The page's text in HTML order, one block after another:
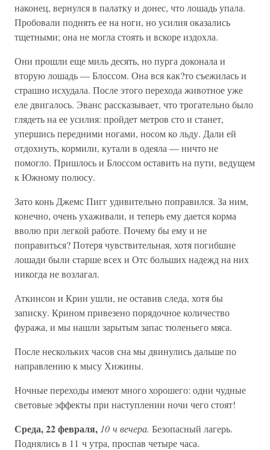
наконец, вернулся в палатку и донес, что лошадь упала.
Пробовали поднять ее на ноги, но усилия оказались
тщетными; она не могла стоять и вскоре издохла.
Они прошли еще миль десять, но пурга доконала и
вторую лошадь — Блоссом. Она вся как?то съежилась и
страшно исхудала. После этого перехода животное уже
еле двигалось. Эванс рассказывает, что трогательно было
глядеть на ее усилия: пройдет метров сто и станет,
упершись передними ногами, носом ко льду. Дали ей
отдохнуть, кормили, кутали в одеяла — ничто не
помогло. Пришлось и Блоссом оставить на пути, ведущем
к Южному полюсу.
Зато конь Джемс Пигг удивительно поправился. За ним,
конечно, очень ухаживали, и теперь ему дается корма
вволю при легкой работе. Почему бы ему и не
поправиться? Потеря чувствительная, хотя погибшие
лошади были старше всех и Отс больших надежд на них
никогда не возлагал.
Аткинсон и Крин ушли, не оставив следа, хотя бы
записку. Крином привезено порядочное количество
фуража, и мы нашли зарытым запас тюленьего мяса.
После нескольких часов сна мы двинулись дальше по
направлению к мысу Хижины.
Ночные переходы имеют много хорошего: одни чудные
световые эффекты при наступлении ночи чего стоят!
Среда, 22 февраля, 10 ч вечера. Безопасный лагерь.
Поднялись в 11 ч утра, проспав четыре часа.